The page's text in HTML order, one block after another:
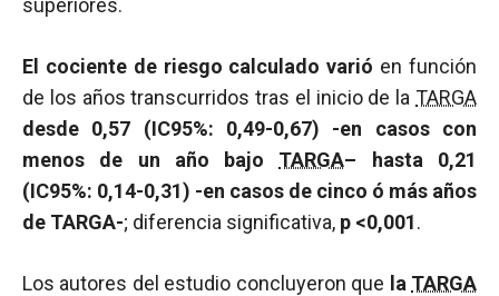
superiores.
El cociente de riesgo calculado varió en función
de los años transcurridos tras el inicio de la TARGA
desde 0,57 (IC95%: 0,49-0,67)
-en casos con
menos de un año bajo TARGA–
hasta 0,21
(IC95%: 0,14-0,31) -en casos de cinco ó más años
de TARGA-; diferencia significativa, p <0,001.
Los autores del estudio concluyeron que la TARGA